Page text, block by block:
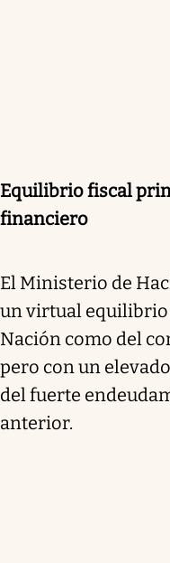
Equilibrio fiscal
financiero
El Ministerio de
un virtual
Nación como del
pero con un
del fuerte
anterior.